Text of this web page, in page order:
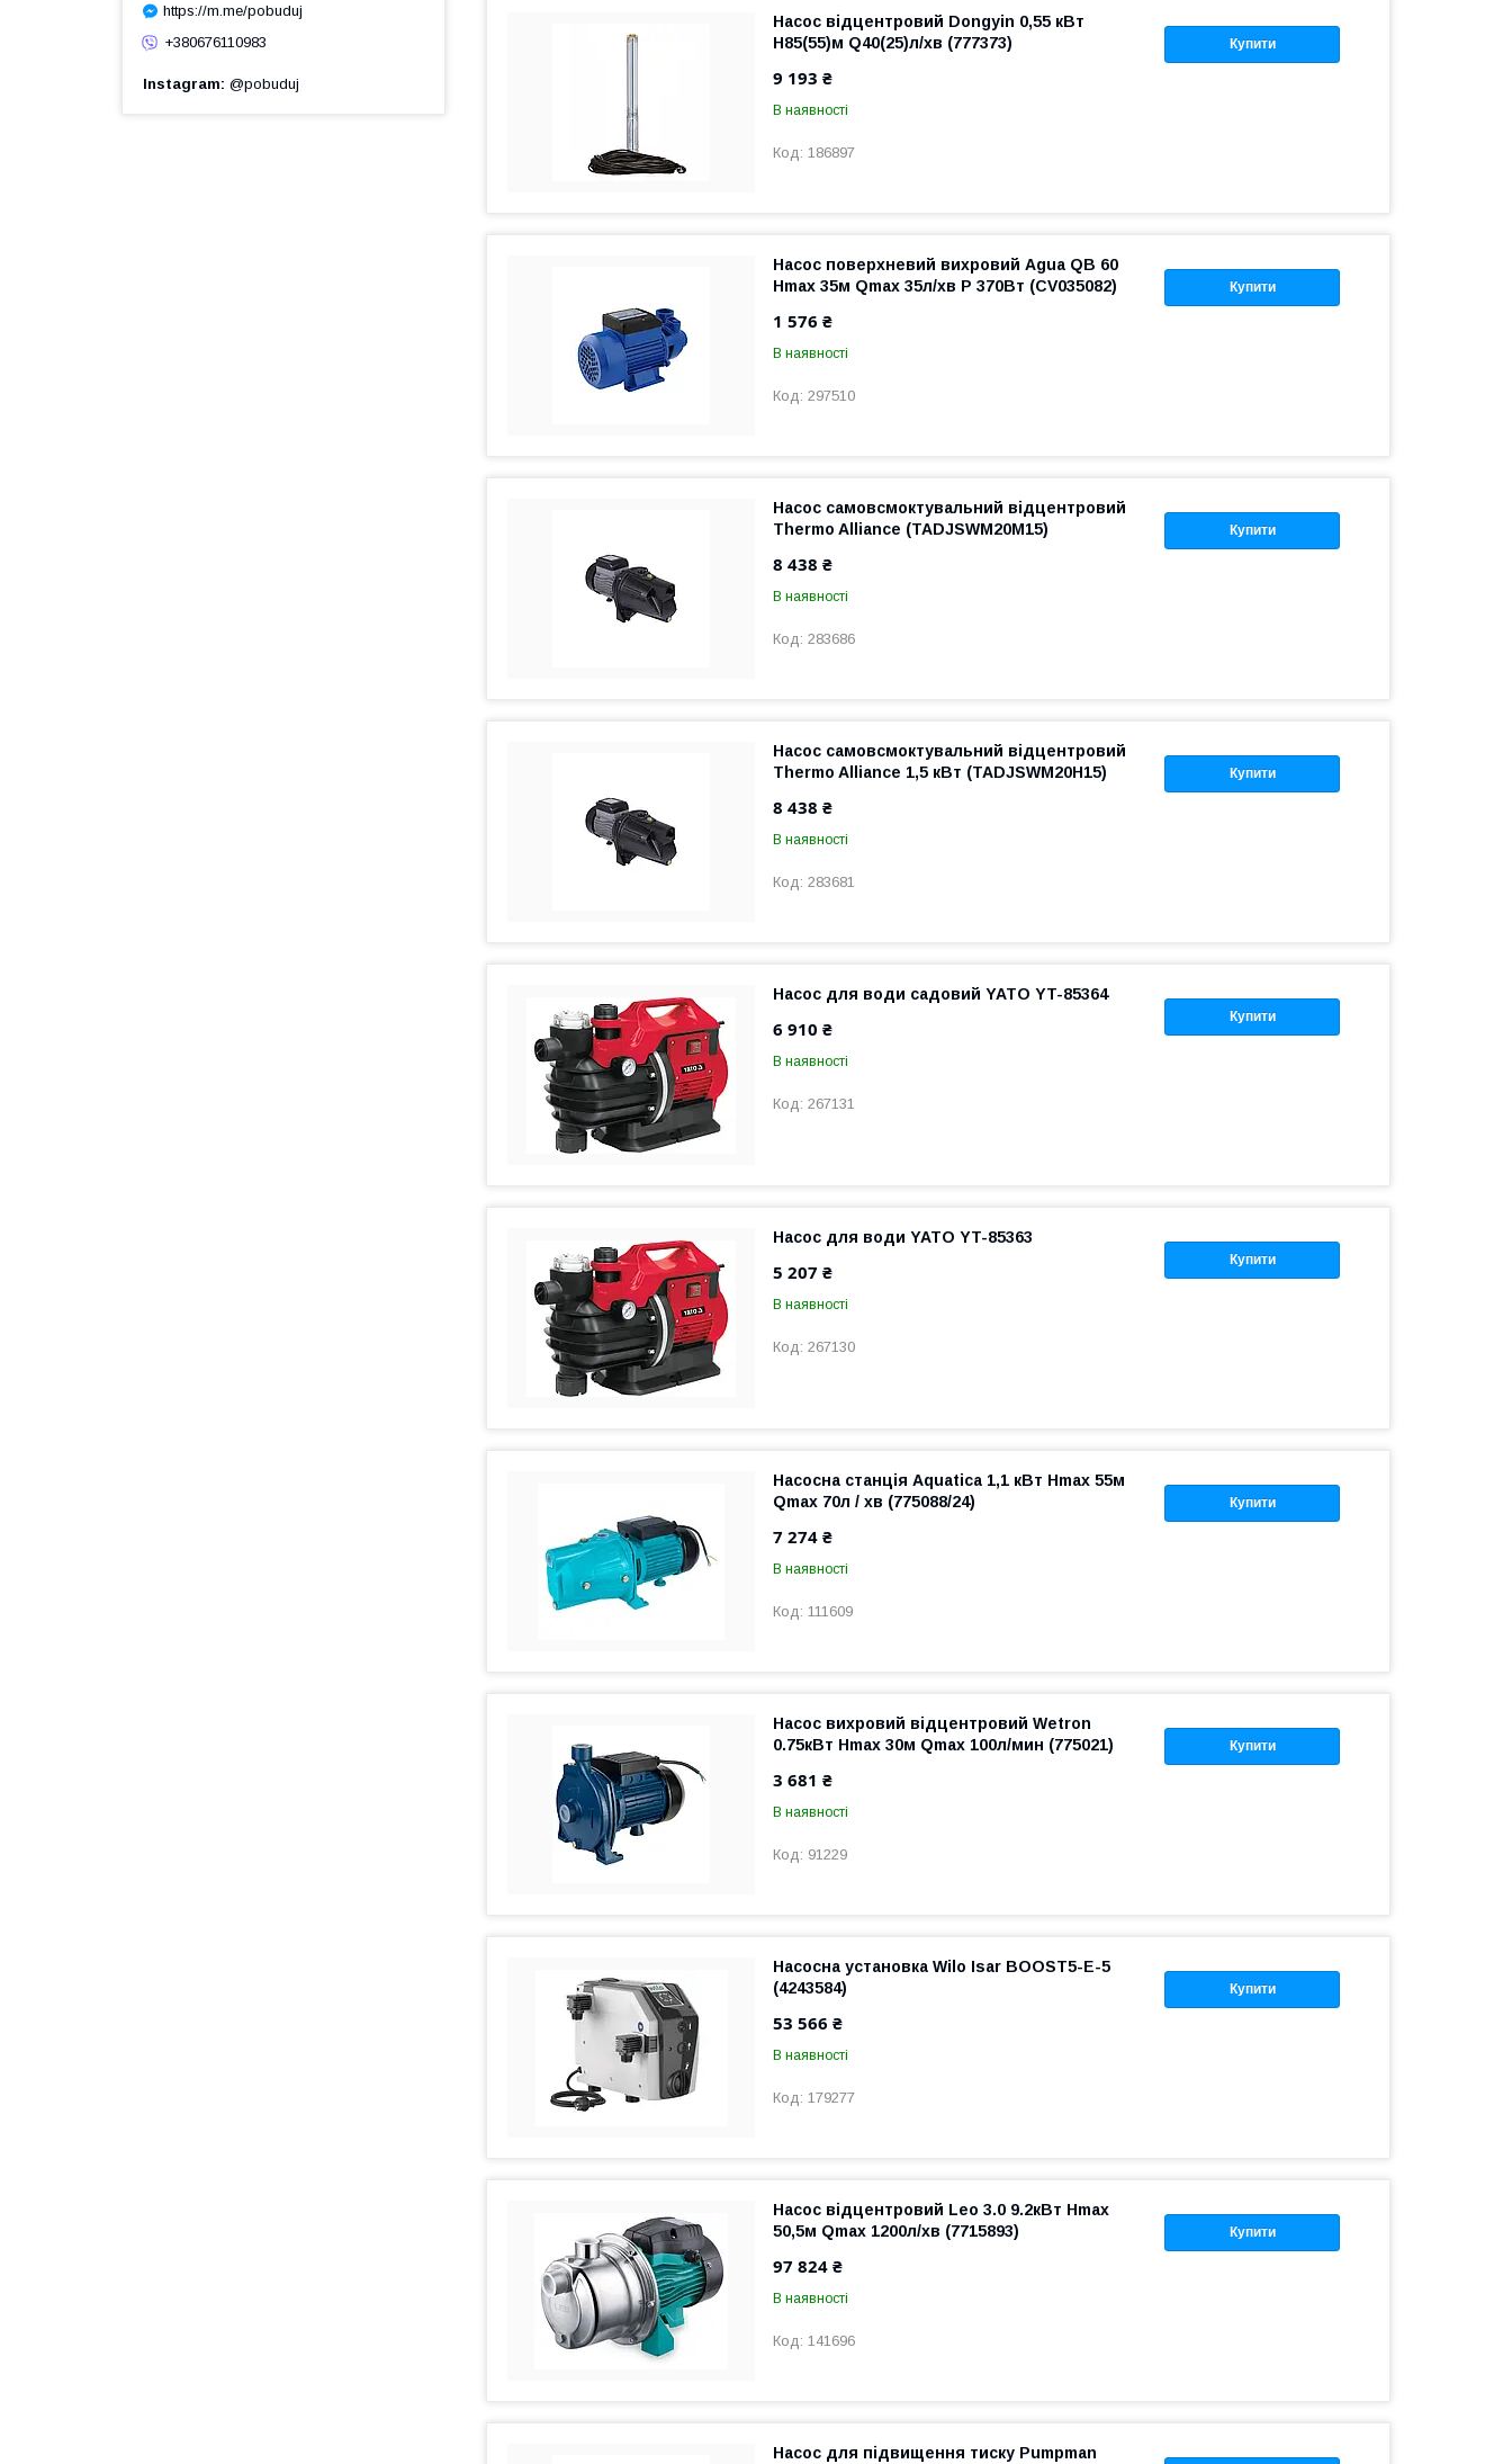
Купити
Насос відцентровий Dongyin 0,55 кВт
H85(55)м Q40(25)л/хв (777373)
9 193 ₴
В наявності
186897
Купити
Насос поверхневий вихровий Agua QB 60
Нmax 35м Qmax 35л/хв P 370Вт (CV035082)
1 576 ₴
В наявності
297510
Купити
Насос самовсмоктувальний відцентровий
Thermo Alliance (TADJSWM20M15)
8 438 ₴
В наявності
283686
Купити
Насос самовсмоктувальний відцентровий
Thermo Alliance 1,5 кВт (TADJSWM20H15)
8 438 ₴
В наявності
283681
Купити
Насос для води садовий YATO YT-85364
6 910 ₴
В наявності
267131
Купити
Насос для води YATO YT-85363
5 207 ₴
В наявності
267130
Купити
Насосна станція Aquatica 1,1 кВт Hmax 55м
Qmax 70л / хв (775088/24)
7 274 ₴
В наявності
111609
Купити
Насос вихровий відцентровий Wetron
0.75кВт Hmax 30м Qmax 100л/мин (775021)
3 681 ₴
В наявності
91229
Купити
Насосна установка Wilo Isar BOOST5-E-5
(4243584)
53 566 ₴
В наявності
179277
Купити
Насос відцентровий Leo 3.0 9.2кВт Hmax
50,5м Qmax 1200л/хв (7715893)
97 824 ₴
В наявності
141696
Насос для підвищення тиску Pumpman
https://m.me/pobuduj
+380676110983
Instagram @pobuduj